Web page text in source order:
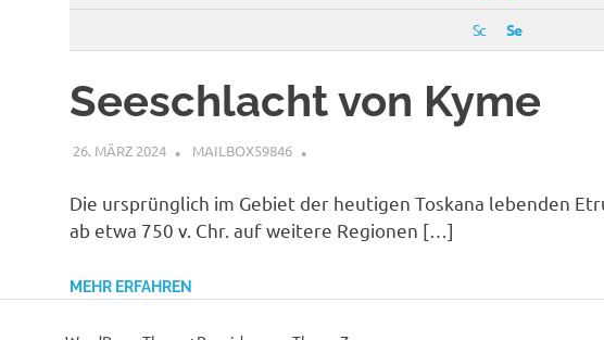
Sc Se
Seeschlacht von Kyme
26. MÄRZ 2024 MAILBOX59846
Die ursprünglich im Gebiet der heutigen Toskana lebenden
ab etwa 750 v. Chr. auf weitere Regionen […]
MEHR ERFAHREN